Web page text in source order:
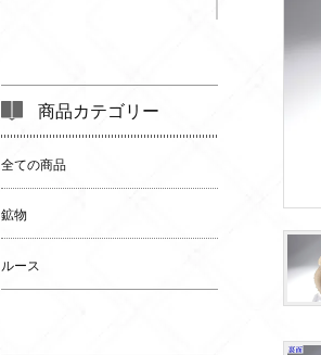
商品カテゴリー
全ての商品
鉱物
ルース